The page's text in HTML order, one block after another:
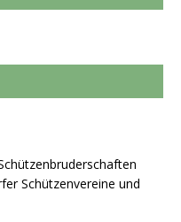
Schützenvereine und